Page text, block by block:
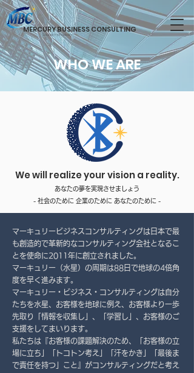
MERCURY BUSINESS CONSULTING
Solution that delivers
WHO WE ARE
We will realize your vision a reality.
あなたの夢を実現させましょう
- 社会のために 企業のために あなたのために -
マーキュリービジネスコンサルティングは日本で最
も創造的で革新的なコンサルティング会社となるこ
とを使命に2011年に創立されました。
マーキュリー（水星）の周期は88日で地球の4倍角
度を早く進みます。
マーキュリー・ビジネス・コンサルティングは自分
たちを水星、お客様を地球に例え、お客様より一歩
先取り「情報を収集し」、「学習し」、お客様のご
支援をしてまいります。
私たちは『お客様の課題解決のため、「お客様の立
場に立ち」「トコトン考え」「汗をかき」「最後ま
で責任を持つ」こと』がコンサルティングだと考え